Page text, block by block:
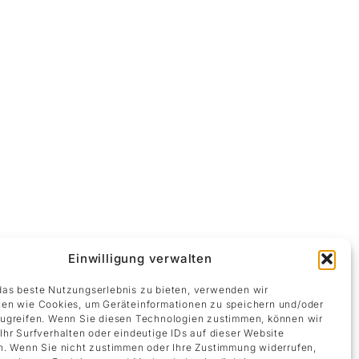
Einwilligung verwalten
beste Nutzungserlebnis zu bieten, verwenden wir
wie Cookies, um Geräteinformationen zu speichern und/oder
Wenn Sie diesen Technologien zustimmen, können wir
Surfverhalten oder eindeutige IDs auf dieser Website
Wenn Sie nicht zustimmen oder Ihre Zustimmung widerrufen,
geschliffenen Steinsockel erhebt sich eine
organisch gewachsen. Die hochglänzende
– ein visueller Eindruck, der der Skulptur
und lässt eine subtile Dynamik entstehen,